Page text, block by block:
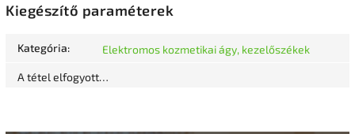
Kiegészítő paraméterek
Kategória: Elektromos kozmetikai ágy, kezelőszékek
A tétel elfogyott…